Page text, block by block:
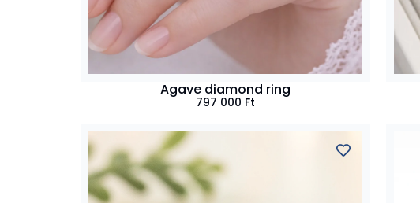
Agave diamond ring
797 000 Ft